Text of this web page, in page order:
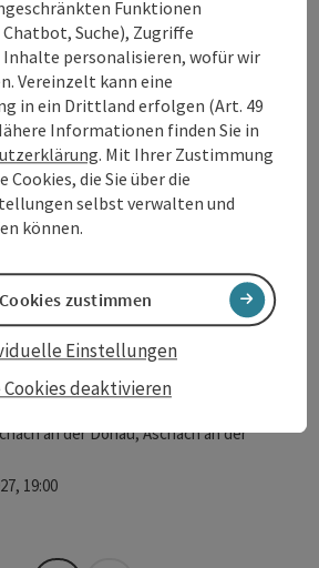
an der Donau, Aschach an der
,19:00
in
der Donau
und Sagen und so manch
an der Donau, Aschach an der
, 19:00
Funktionen
Suche), Zugriffe
Inhalte personalisieren, wofür wir
Vereinzelt kann eine
in ein Drittland erfolgen (Art. 49
Informationen finden Sie in
. Mit Ihrer Zustimmung
Cookies, die Sie über die
selbst verwalten und
können.
Cookies deaktivieren
Einstellungen
zustimmen